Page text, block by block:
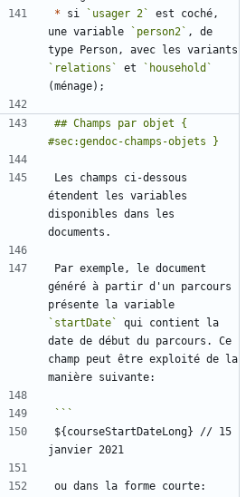
* si `usager 2`
est coché,
une variable
`person2` , de
`relations`
et
`household`
## Champs par objet {
Les champs ci-dessous
étendent les variables
disponibles dans les
Par exemple, le document
généré à partir d'un parcours
`startDate`
qui contient la
date de début du parcours. Ce
champ peut être exploité de la
${courseStartDateLong} // 15